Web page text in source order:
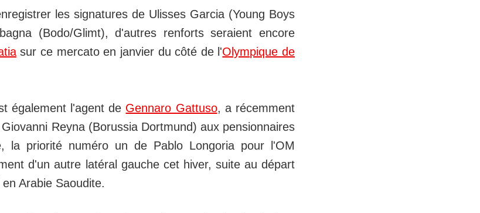
les signatures de Ulisses Garcia (Young Boys
(Bodo/Glimt), d'autres renforts seraient encore
sur ce mercato en janvier du côté de l'Olympique de
également l'agent de Gennaro Gattuso, a récemment
Reyna (Borussia Dortmund) aux pensionnaires
la priorité numéro un de Pablo Longoria pour l'OM
d'un autre latéral gauche cet hiver, suite au départ
Arabie Saoudite.